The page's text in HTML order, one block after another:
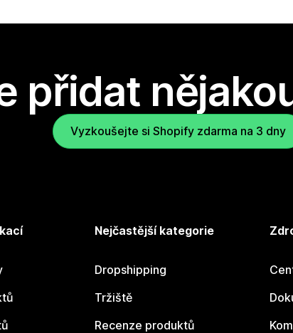
přidat
Vyzkoušejte si Shopify zdarma na 3 dny
Nejčastější kategorie
Dropshipping
Tržiště
Recenze produktů